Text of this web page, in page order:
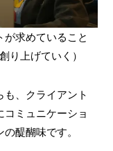
が求めていること
り上げていく）
も、クライアント
ミュニケーショ
醍醐味です。